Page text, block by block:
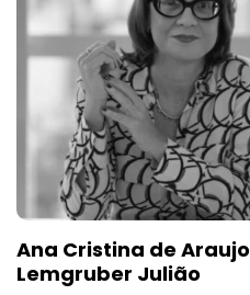
Ana Cristina de Araujo
Lemgruber Julião